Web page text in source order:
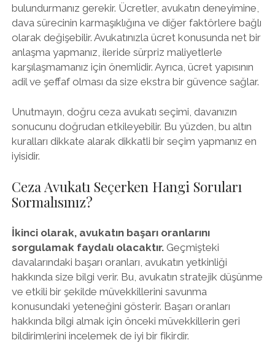
bulundurmanız gerekir. Ücretler, avukatın deneyimine,
dava sürecinin karmaşıklığına ve diğer faktörlere bağlı
olarak değişebilir. Avukatınızla ücret konusunda net bir
anlaşma yapmanız, ileride sürpriz maliyetlerle
karşılaşmamanız için önemlidir. Ayrıca, ücret yapısının
adil ve şeffaf olması da size ekstra bir güvence sağlar.
Unutmayın, doğru ceza avukatı seçimi, davanızın
sonucunu doğrudan etkileyebilir. Bu yüzden, bu altın
kuralları dikkate alarak dikkatli bir seçim yapmanız en
iyisidir.
Ceza Avukatı Seçerken Hangi Soruları
Sormalısınız?
İkinci olarak, avukatın başarı oranlarını
sorgulamak faydalı olacaktır.Geçmişteki
davalarındaki başarı oranları, avukatın yetkinliği
hakkında size bilgi verir. Bu, avukatın stratejik düşünme
ve etkili bir şekilde müvekkillerini savunma
konusundaki yeteneğini gösterir. Başarı oranları
hakkında bilgi almak için önceki müvekkillerin geri
bildirimlerini incelemek de iyi bir fikirdir.